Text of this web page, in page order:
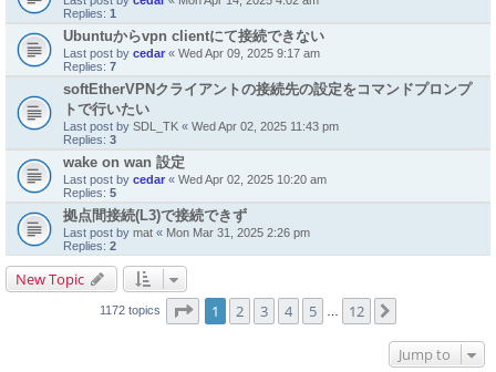
Replies: 1
Ubuntuからvpn clientにて接続できない
Last post by cedar « Wed Apr 09, 2025 9:17 am
Replies: 7
softEtherVPNクライアントの接続先の設定をコマンドプロンプ
トで行いたい
Last post by SDL_TK « Wed Apr 02, 2025 11:43 pm
Replies: 3
wake on wan 設定
Last post by cedar « Wed Apr 02, 2025 10:20 am
Replies: 5
拠点間接続(L3)で接続できず
Last post by mat « Mon Mar 31, 2025 2:26 pm
Replies: 2
New Topic
1172 topics Page of 12
1 2 3 4 5 12
Jump to